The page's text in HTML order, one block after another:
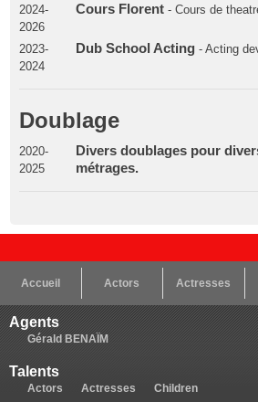
2024-
2026
Cours Florent- Cours de
2023-
2024
Dub School Acting- Acting
Doublage
2020-
2025
Divers doublages pour
métrages.
Accueil Actors Actresses
Agents
Gérald BENAÏM
Talents
Actors Actresses Children